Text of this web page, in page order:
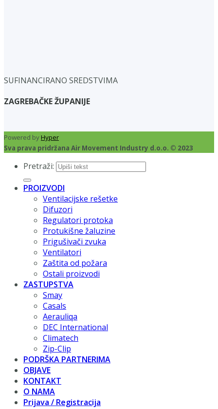
SUFINANCIRANO SREDSTVIMA
ZAGREBAČKE ŽUPANIJE
Powered byHyper
Sva prava pridržana Air Movement Industry d.o.o. © 2023
Pretraži:
PROIZVODI
Ventilacijske rešetke
Difuzori
Regulatori protoka
Protukišne žaluzine
Prigušivači zvuka
Ventilatori
Zaštita od požara
Ostali proizvodi
ZASTUPSTVA
Smay
Casals
Aerauliqa
DEC International
Climatech
Zip-Clip
PODRŠKA PARTNERIMA
OBJAVE
KONTAKT
O NAMA
Prijava / Registracija